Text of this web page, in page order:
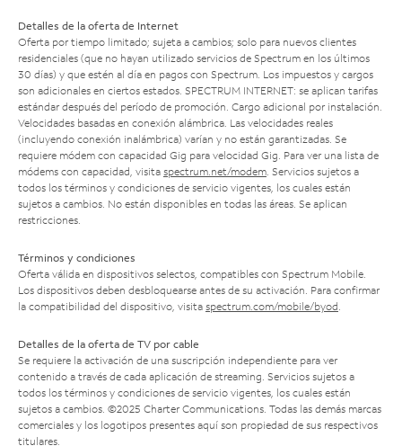
Detalles de la oferta de Internet
Oferta por tiempo limitado; sujeta a cambios; solo para nuevos clientes
residenciales (que no hayan utilizado servicios de Spectrum en los últimos
30 días) y que estén al día en pagos con Spectrum. Los impuestos y cargos
son adicionales en ciertos estados. SPECTRUM INTERNET: se aplican tarifas
estándar después del período de promoción. Cargo adicional por instalación.
Velocidades basadas en conexión alámbrica. Las velocidades reales
(incluyendo conexión inalámbrica) varían y no están garantizadas. Se
requiere módem con capacidad Gig para velocidad Gig. Para ver una lista de
módems con capacidad, visita spectrum.net/modem . Servicios sujetos a
todos los términos y condiciones de servicio vigentes, los cuales están
sujetos a cambios. No están disponibles en todas las áreas. Se aplican
restricciones.
Términos y condiciones
Oferta válida en dispositivos selectos, compatibles con Spectrum Mobile.
Los dispositivos deben desbloquearse antes de su activación. Para confirmar
la compatibilidad del dispositivo, visita spectrum.com/mobile/byod
Detalles de la oferta de TV por cable
Se requiere la activación de una suscripción independiente para ver
contenido a través de cada aplicación de streaming. Servicios sujetos a
todos los términos y condiciones de servicio vigentes, los cuales están
sujetos a cambios. ©2025 Charter Communications. Todas las demás marcas
comerciales y los logotipos presentes aquí son propiedad de sus respectivos
titulares.